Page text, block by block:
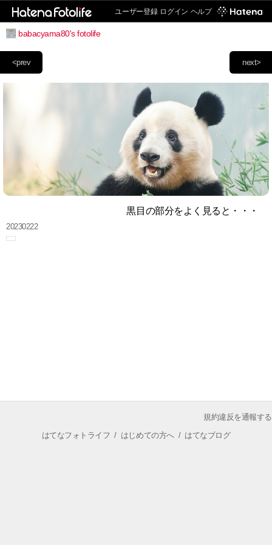
ユーザー登録 ログイン ヘルプ
babacyama80's fotolife
next>
<prev
黒目の部分をよく見ると・・・
20230222
規約違反を通報する
はてなフォトライフ / はじめての方へ/ はてなブログ